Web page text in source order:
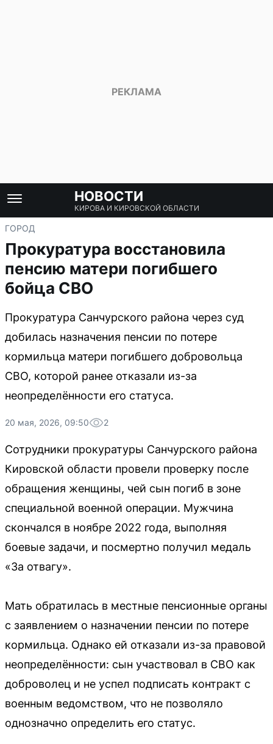
НОВОСТИ
КИРОВА И КИРОВСКОЙ ОБЛАСТИ
ГОРОД
Прокуратура восстановила
пенсию матери погибшего
бойца СВО
Прокуратура Санчурского района через суд
добилась назначения пенсии по потере
кормильца матери погибшего добровольца
СВО, которой ранее отказали из-за
неопределённости его статуса.
20 мая, 2026, 09:50 2
Сотрудники прокуратуры Санчурского района
Кировской области провели проверку после
обращения женщины, чей сын погиб в зоне
специальной военной операции. Мужчина
скончался в ноябре 2022 года, выполняя
боевые задачи, и посмертно получил медаль
«За отвагу».
Мать обратилась в местные пенсионные органы
с заявлением о назначении пенсии по потере
кормильца. Однако ей отказали из-за правовой
неопределённости: сын участвовал в СВО как
доброволец и не успел подписать контракт с
военным ведомством, что не позволяло
однозначно определить его статус.